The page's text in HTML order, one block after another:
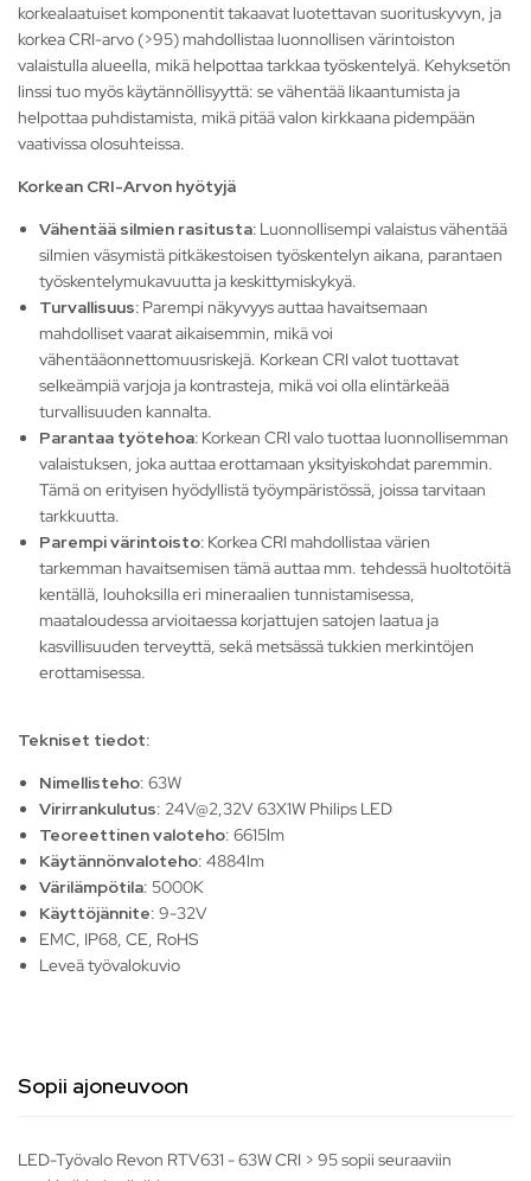
korkealaatuiset komponentit takaavat luotettavan suorituskyvyn, ja
korkea CRI-arvo (>95) mahdollistaa luonnollisen värintoiston
valaistulla alueella, mikä helpottaa tarkkaa työskentelyä. Kehyksetön
linssi tuo myös käytännöllisyyttä: se vähentää likaantumista ja
helpottaa puhdistamista, mikä pitää valon kirkkaana pidempään
vaativissa olosuhteissa.
Korkean CRI-Arvon hyötyjä
Vähentää silmien rasitusta: Luonnollisempi valaistus vähentää
silmien väsymistä pitkäkestoisen työskentelyn aikana, parantaen
työskentelymukavuutta ja keskittymiskykyä.
Turvallisuus: Parempi näkyvyys auttaa havaitsemaan
mahdolliset vaarat aikaisemmin, mikä voi
vähentääonnettomuusriskejä. Korkean CRI valot tuottavat
selkeämpiä varjoja ja kontrasteja, mikä voi olla elintärkeää
turvallisuuden kannalta.
Parantaa työtehoa: Korkean CRI valo tuottaa luonnollisemman
valaistuksen, joka auttaa erottamaan yksityiskohdat paremmin.
Tämä on erityisen hyödyllistä työympäristössä, joissa tarvitaan
tarkkuutta.
Parempi värintoisto: Korkea CRI mahdollistaa värien
tarkemman havaitsemisen tämä auttaa mm. tehdessä huoltotöitä
kentällä, louhoksilla eri mineraalien tunnistamisessa,
maataloudessa arvioitaessa korjattujen satojen laatua ja
kasvillisuuden terveyttä, sekä metsässä tukkien merkintöjen
erottamisessa.
Tekniset tiedot:
Nimellisteho: 63W
Virirrankulutus: 24V@2,32V 63X1W Philips LED
Teoreettinen valoteho: 6615lm
Käytännönvaloteho: 4884lm
Värilämpötila: 5000K
Käyttöjännite: 9-32V
EMC, IP68, CE, RoHS
Leveä työvalokuvio
Sopii ajoneuvoon
LED-Työvalo Revon RTV631 - 63W CRI > 95 sopii seuraaviin